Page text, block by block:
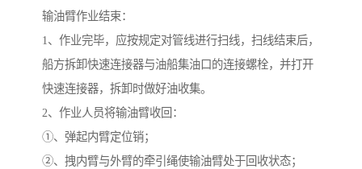
输油臂作业结束：
1、作业完毕，应按规定对管线进行扫线，扫线结束后，
船方拆卸快速连接器与油船集油口的连接螺栓，并打开
快速连接器，拆卸时做好油收集。
2、作业人员将输油臂收回：
①、弹起内臂定位销；
②、拽内臂与外臂的牵引绳使输油臂处于回收状态；